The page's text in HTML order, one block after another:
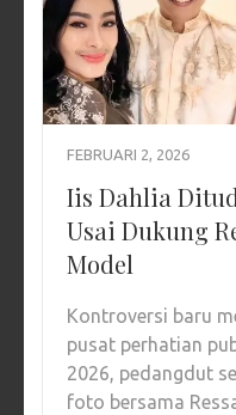
FEBRUARI 2, 2026
Iis Dahlia
Usai Dukung
Model
Kontroversi baru
pusat perhatian
2026, pedangdut
foto bersama